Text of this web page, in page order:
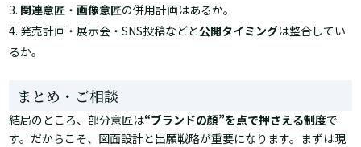
関連意匠 ・画像意匠の併用計画はあるか。
発売計画・展示会・SNS投稿などと公開タイミングは整合してい
るか。
まとめ・ご相談
結局のところ、部分意匠は“ブランドの顔”を点で押さえる制度で
す。だからこそ、図面設計と出願戦略が重要になります。まずは現